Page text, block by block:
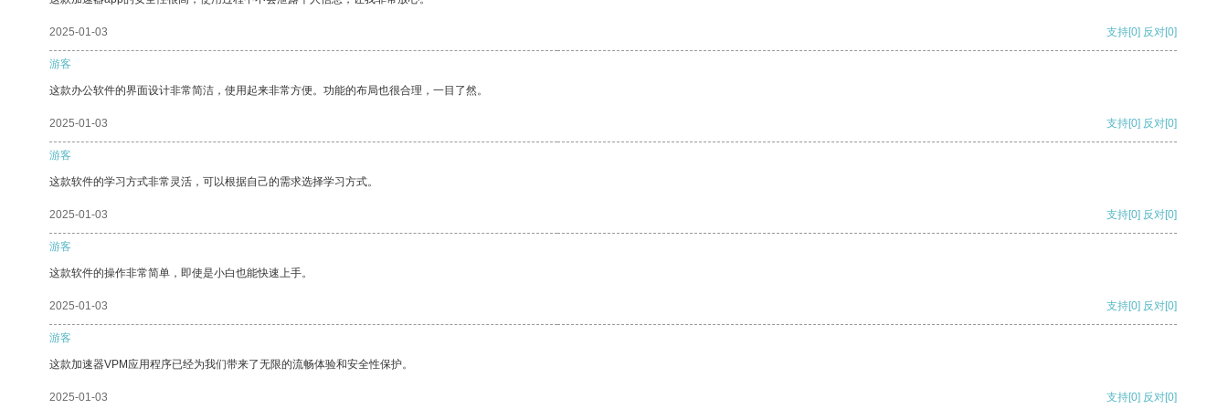
2025-01-03 支持[0] 反对[0]
游客
这款办公软件的界面设计非常简洁，使用起来非常方便。功能的布局也很合理，一目了然。
2025-01-03 支持[0] 反对[0]
游客
这款软件的学习方式非常灵活，可以根据自己的需求选择学习方式。
2025-01-03 支持[0] 反对[0]
游客
这款软件的操作非常简单，即使是小白也能快速上手。
2025-01-03 支持[0] 反对[0]
游客
这款加速器VPM应用程序已经为我们带来了无限的流畅体验和安全性保护。
2025-01-03 支持[0] 反对[0]